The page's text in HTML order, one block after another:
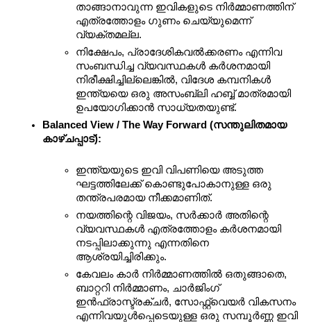
താങ്ങാനാവുന്ന ഇവികളുടെ നിർമ്മാണത്തിന്
എത്രത്തോളം ഗുണം ചെയ്യുമെന്ന്
വ്യക്തമല്ല.
നിക്ഷേപം, പ്രാദേശികവൽക്കരണം എന്നിവ
സംബന്ധിച്ച വ്യവസ്ഥകൾ കർശനമായി
നിരീക്ഷിച്ചില്ലെങ്കിൽ, വിദേശ കമ്പനികൾ
ഇന്ത്യയെ ഒരു അസംബ്ലി ഹബ്ബ് മാത്രമായി
ഉപയോഗിക്കാൻ സാധ്യതയുണ്ട്.
Balanced View / The Way Forward (സന്തുലിതമായ
കാഴ്ചപ്പാട്):
ഇന്ത്യയുടെ ഇവി വിപണിയെ അടുത്ത
ഘട്ടത്തിലേക്ക് കൊണ്ടുപോകാനുള്ള ഒരു
തന്ത്രപരമായ നീക്കമാണിത്.
നയത്തിന്റെ വിജയം, സർക്കാർ അതിന്റെ
വ്യവസ്ഥകൾ എത്രത്തോളം കർശനമായി
നടപ്പിലാക്കുന്നു എന്നതിനെ
ആശ്രയിച്ചിരിക്കും.
കേവലം കാർ നിർമ്മാണത്തിൽ ഒതുങ്ങാതെ,
ബാറ്ററി നിർമ്മാണം, ചാർജിംഗ്
ഇൻഫ്രാസ്ട്രക്ചർ, സോഫ്റ്റ്‌വെയർ വികസനം
എന്നിവയുൾപ്പെടെയുള്ള ഒരു സമ്പൂർണ്ണ ഇവി